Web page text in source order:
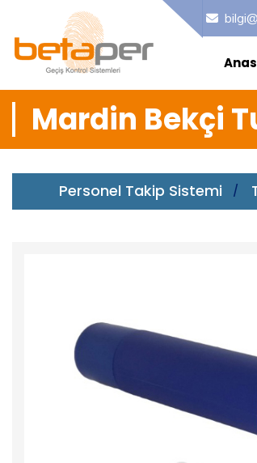
Mardin Bekçi
Personel Takip Sistemi